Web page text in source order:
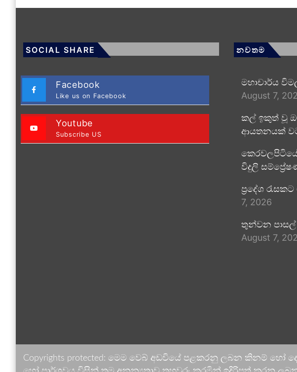
SOCIAL SHARE
Facebook
Like us on Facebook
Youtube
Subscribe US
නවතම
මහාචාර්ය
August 7,
කල් ඉකුත් වූ
ආයතනයක්
විදුලි
ප්‍රදේශ
7, 2026
තුන්වන පාසල්
August 7,
Copyrights protected: මෙම වෙබ් අඩවියේ පළකරනු ලබන කිනම්